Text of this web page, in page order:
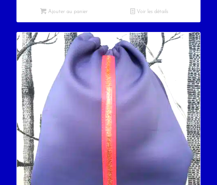
Ajouter au panier Voir les détails